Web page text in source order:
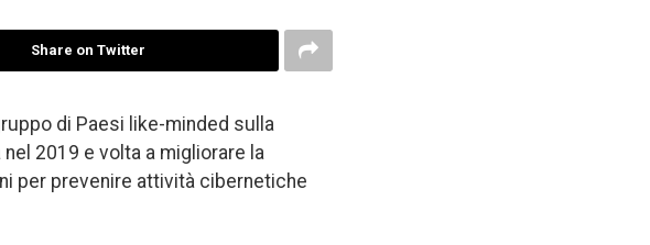
Share on Twitter
di Paesi like-minded sulla
2019 e volta a migliorare la
per prevenire attività cibernetiche